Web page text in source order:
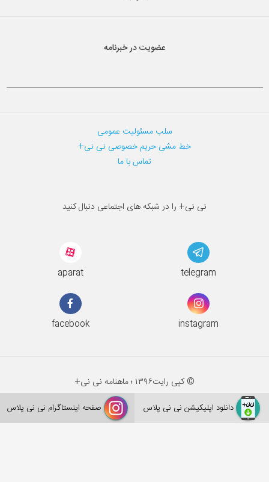
عضویت در خبرنامه
سلب مسئولیت عمومی
خط مشی حریم خصوصی نی نی+
تماس با ما
نی نی+ را در شبکه های اجتماعی دنبال کنید
aparat telegram
facebook instagram
© کپی رایت۱۳۹۶ ؛ ماهنامه نی نی+
دانلود اپلیکیشن نی نی پلاس صفحه اینستاگرام نی نی پلاس